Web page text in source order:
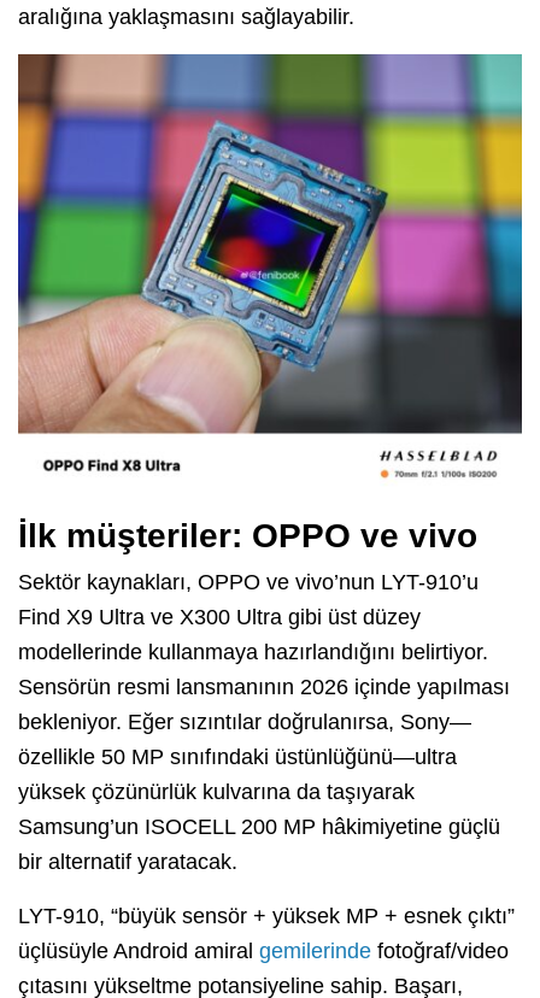
aralığına yaklaşmasını sağlayabilir.
İlk müşteriler: OPPO ve vivo
Sektör kaynakları, OPPO ve vivo’nun LYT-910’u
Find X9 Ultra ve X300 Ultra gibi üst düzey
modellerinde kullanmaya hazırlandığını belirtiyor.
Sensörün resmi lansmanının 2026 içinde yapılması
bekleniyor. Eğer sızıntılar doğrulanırsa, Sony—
özellikle 50 MP sınıfındaki üstünlüğünü—ultra
yüksek çözünürlük kulvarına da taşıyarak
Samsung’un ISOCELL 200 MP hâkimiyetine güçlü
bir alternatif yaratacak.
LYT-910, “büyük sensör + yüksek MP + esnek çıktı”
üçlüsüyle Android amiral gemilerinde fotoğraf/video
çıtasını yükseltme potansiyeline sahip. Başarı,